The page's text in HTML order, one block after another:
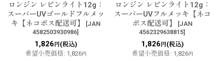
ロンジン レビンライト12g：
スーパーUVゴールドフルメッ
キ【ネコポス配送可】
[JAN
4582503930986]
1,826 円(税込)
希望小売価格: 1,826円
ロンジン レビンライト12g：
スーパーUVフルメッキ【ネコ
ポス配送可】
[JAN
4562329638815]
1,826 円(税込)
希望小売価格: 1,826円